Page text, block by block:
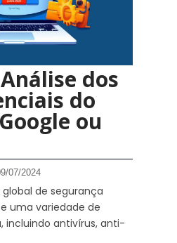
dos
do
ou
07/2024
global de segurança
uma variedade de
incluindo antivírus, anti-